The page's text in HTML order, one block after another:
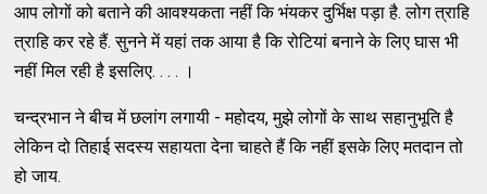
आप लोगों को बताने की आवश्यकता नहीं कि भंयकर दुर्भिक्ष पड़ा है. लोग त्राहि
त्राहि कर रहे हैं. सुनने में यहां तक आया है कि रोटियां बनाने के लिए घास भी
नहीं मिल रही है इसलिए. . . . ।
चन्द्रभान ने बीच में छलांग लगायी - महोदय, मुझे लोगों के साथ सहानुभूति है
लेकिन दो तिहाई सदस्य सहायता देना चाहते हैं कि नहीं इसके लिए मतदान तो
हो जाय.